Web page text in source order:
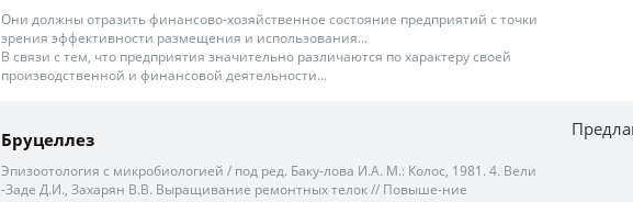
Они должны отразить финансово-хозяйственное состояние предприятий с точки
зрения эффективности размещения и использования...
В связи с тем, что предприятия значительно различаются по характеру своей
производственной и финансовой деятельности...
Бруцеллез
Эпизоотология с микробиологией / под ред. Баку-лова И.А. М.: Колос, 1981. 4. Вели
-Заде Д.И., Захарян В.В. Выращивание ремонтных телок // Повыше-ние